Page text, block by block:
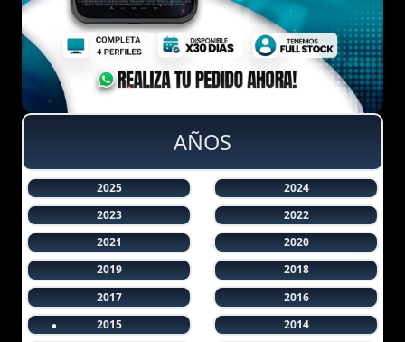
AÑOS
2025
2024
2023
2022
2021
2020
2019
2018
2017
2016
2015
2014